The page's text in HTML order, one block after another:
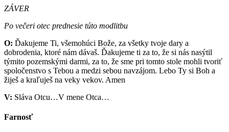
ZÁVER
Po večeri otec prednesie túto modlitbu
O: Ďakujeme Ti, všemohúci Bože, za všetky tvoje dary a
dobrodenia, ktoré nám dávaš. Ďakujeme ti za to, že si nás nasýtil
týmito pozemskými darmi, za to, že sme pri tomto stole mohli tvoriť
spoločenstvo s Tebou a medzi sebou navzájom. Lebo Ty si Boh a
žiješ a kraľuješ na veky vekov. Amen
V: Sláva Otcu…V mene Otca…
Farnosť